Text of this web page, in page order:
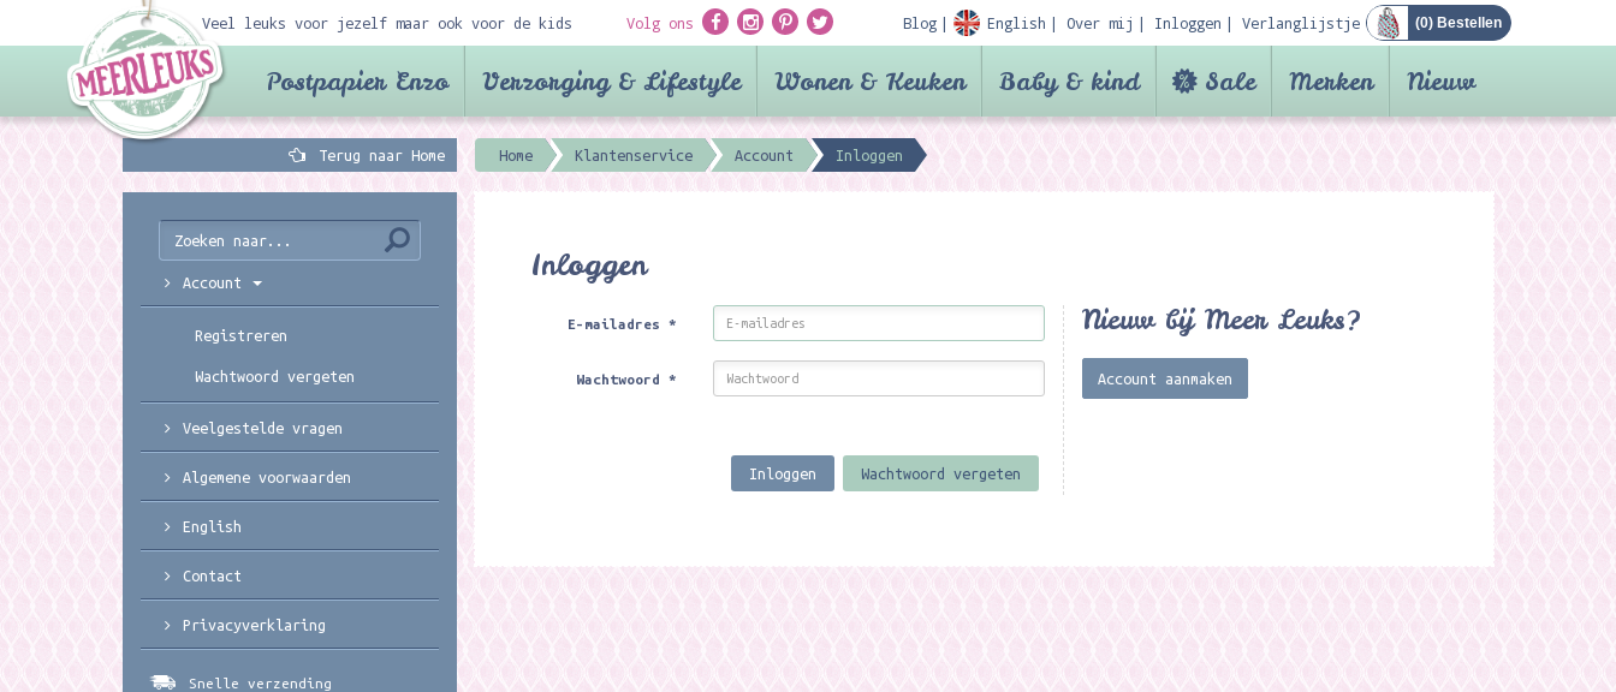
Veel leuks voor jezelf maar ook voor de kids Volg ons Blog English Over mij Inloggen Verlanglijstje (0) Bestellen
Postpapier Enzo Verzorging & Lifestyle Wonen & Keuken Baby & kind Sale Merken Nieuw
Terug naar Home Home Klantenservice Account Inloggen
Inloggen
E-mailadres*
Wachtwoord*
Inloggen Wachtwoord vergeten
Nieuw bij Meer Leuks?
Account aanmaken
Account
Registreren
Wachtwoord vergeten
Veelgestelde vragen
Algemene voorwaarden
English
Contact
Privacyverklaring
Snelle verzending